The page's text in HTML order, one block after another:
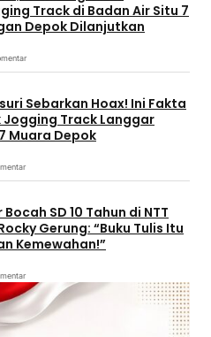
Track di Badan Air Situ 7
Depok Dilanjutkan
Sebarkan Hoax! Ini Fakta
Jogging Track Langgar
Muara Depok
SD 10 Tahun di NTT
Gerung: “Buku Tulis Itu
Kemewahan!”